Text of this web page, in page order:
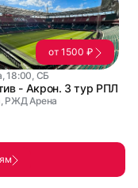
от 1500 ₽
18:00, СБ
- Акрон. 3 тур РПЛ
РЖД Арена